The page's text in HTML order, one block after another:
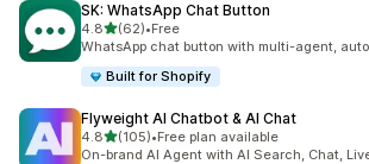
SK: WhatsApp Chat Button
4.8เต็ม 5 ดาว
(62)
ทั้งหมด 62 รีวิว
•Free
WhatsApp chat button with multi-agent,
Built for Shopify
Flyweight AI Chatbot & AI Chat
4.8เต็ม 5 ดาว
(105)
ทั้งหมด 105 รีวิว
•Free plan available
On-brand AI Agent with AI Search, Chat,